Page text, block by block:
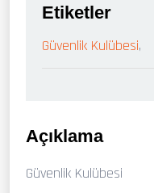
Etiketler
Güvenlik Kulübesi,
Açıklama
Güvenlik Kulübesi